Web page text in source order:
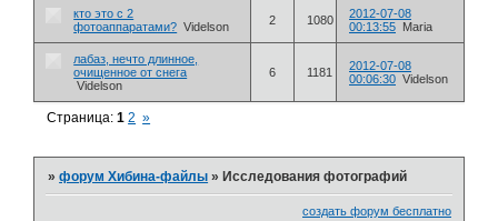
кто это с 2
фотоаппаратами? Videlson 2 1080
2012-07-08
00:13:55 Maria
лабаз, нечто длинное,
очищенное от снега
Videlson
6 1181
2012-07-08
00:06:30 Videlson
Страница:1 2 »
»форум Хибина-файлы »Исследования фотографий
создать форум бесплатно